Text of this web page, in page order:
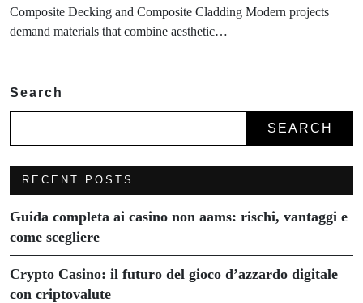
Composite Decking and Composite Cladding Modern projects
demand materials that combine aesthetic…
Search
SEARCH
RECENT POSTS
Guida completa ai casino non aams: rischi, vantaggi e
come scegliere
Crypto Casino: il futuro del gioco d’azzardo digitale
con criptovalute